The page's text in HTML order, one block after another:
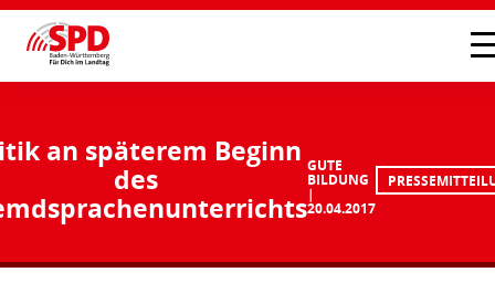
an späterem Beginn
des
GUTE
BILDUNG
20.04.2017